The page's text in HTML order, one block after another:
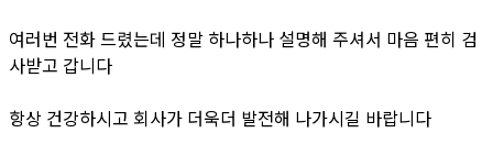
여러번 전화 드렸는데 정말 하나하나 설명해 주셔서 마음 편히 검
사받고 갑니다
항상 건강하시고 회사가 더욱더 발전해 나가시길 바랍니다